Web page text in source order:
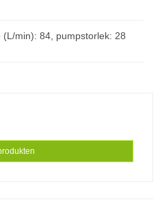
min): 84, pumpstorlek: 28